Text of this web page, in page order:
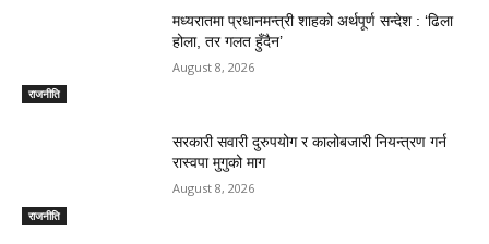
राजनीति
मध्यरातमा प्रधानमन्त्री शाहको अर्थपूर्ण सन्देश : ‘ढिला
होला, तर गलत हुँदैन’
August 8, 2026
राजनीति
सरकारी सवारी दुरुपयोग र कालोबजारी नियन्त्रण गर्न
रास्वपा मुगुको माग
August 8, 2026